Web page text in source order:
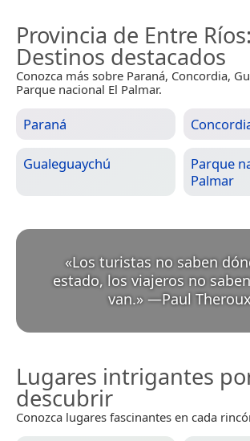
Provincia de Entre Ríos:
Destinos destacados
Conozca más sobre Paraná, Concordia,
Parque nacional El Palmar.
Paraná
Gualeguaychú
Parque
Palmar
«Los turistas no saben
estado, los viajeros no
van.» —Paul Theroux
Lugares intrigantes
descubrir
Conozca lugares fascinantes en cada